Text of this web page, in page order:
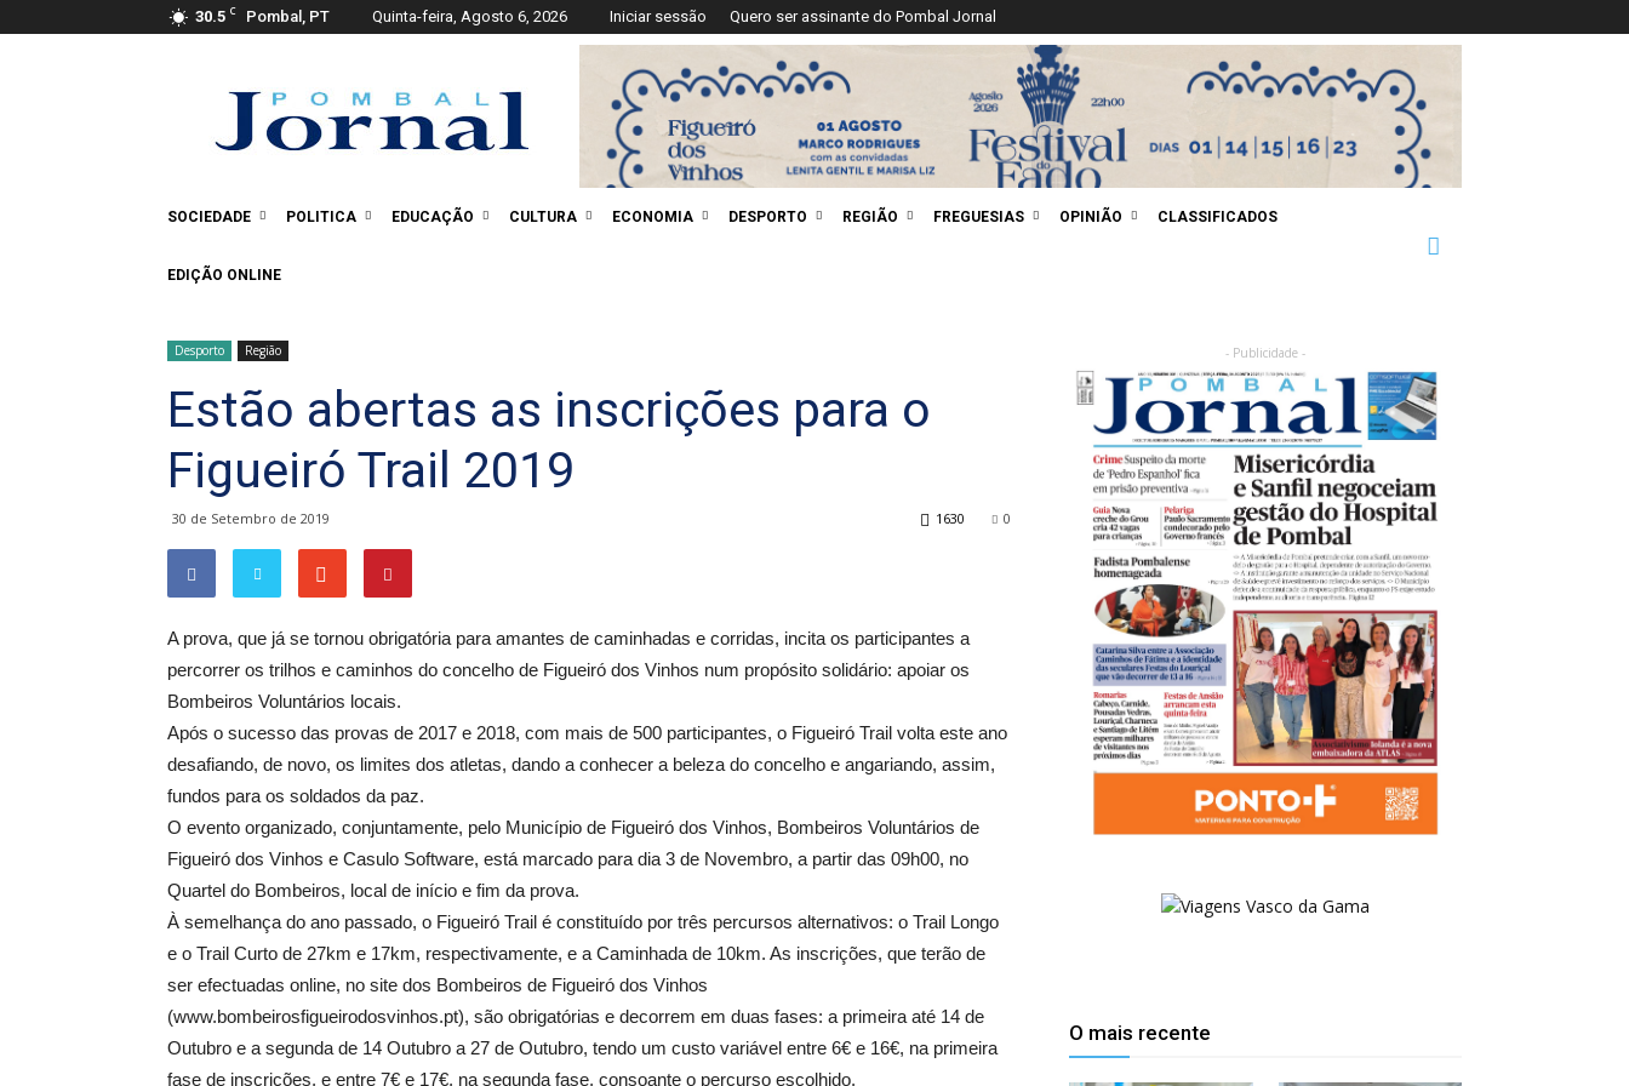
30.5 C Pombal, PT Quinta-feira, Agosto 6, 2026 Iniciar sessão Quero ser assinante do Pombal Jornal
Jornal
SOCIEDADE POLITICA EDUCAÇÃO CULTURA ECONOMIA DESPORTO REGIÃO FREGUESIAS OPINIÃO CLASSIFICADOS
EDIÇÃO ONLINE
Desporto Região
Estão abertas as inscrições para o
Figueiró Trail 2019
30 de Setembro de 2019 0
1630
A prova, que já se tornou obrigatória para amantes de caminhadas e corridas, incita os participantes a
percorrer os trilhos e caminhos do concelho de Figueiró dos Vinhos num propósito solidário: apoiar os
Bombeiros Voluntários locais.
Após o sucesso das provas de 2017 e 2018, com mais de 500 participantes, o Figueiró Trail volta este ano
desafiando, de novo, os limites dos atletas, dando a conhecer a beleza do concelho e angariando, assim,
fundos para os soldados da paz.
O evento organizado, conjuntamente, pelo Município de Figueiró dos Vinhos, Bombeiros Voluntários de
Figueiró dos Vinhos e Casulo Software, está marcado para dia 3 de Novembro, a partir das 09h00, no
Quartel do Bombeiros, local de início e fim da prova.
À semelhança do ano passado, o Figueiró Trail é constituído por três percursos alternativos: o Trail Longo
e o Trail Curto de 27km e 17km, respectivamente, e a Caminhada de 10km. As inscrições, que terão de
ser efectuadas online, no site dos Bombeiros de Figueiró dos Vinhos
(www.bombeirosfigueirodosvinhos.pt), são obrigatórias e decorrem em duas fases: a primeira até 14 de
Outubro e a segunda de 14 Outubro a 27 de Outubro, tendo um custo variável entre 6€ e 16€, na primeira
fase de inscrições, e entre 7€ e 17€, na segunda fase, consoante o percurso escolhido.
- Publicidade -
O mais recente